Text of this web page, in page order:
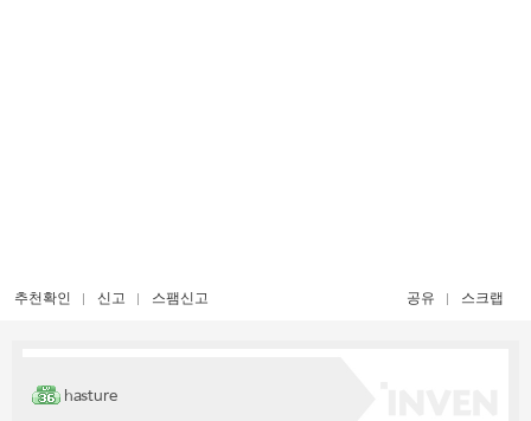
추천확인 신고 스팸신고 공유 스크랩
hasture